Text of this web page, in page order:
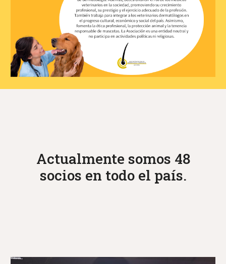
Actualmente somos 48
socios en todo el país.